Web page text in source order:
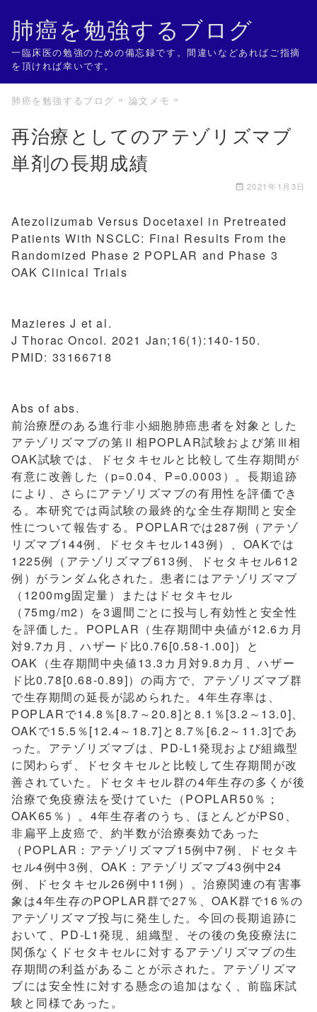
肺癌を勉強するブログ
一臨床医の勉強のための備忘録です。間違いなどあればご指摘
を頂ければ幸いです。
肺癌を勉強するブログ 論文メモ
再治療としてのアテゾリズマブ
単剤の長期成績
2021年1月3日
Atezolizumab Versus Docetaxel in Pretreated
Patients With NSCLC: Final Results From the
Randomized Phase 2 POPLAR and Phase 3
OAK Clinical Trials
Mazieres J et al.
J Thorac Oncol. 2021 Jan;16(1):140-150.
PMID: 33166718
Abs of abs.
前治療歴のある進行非小細胞肺癌患者を対象とした
アテゾリズマブの第Ⅱ相POPLAR試験および第Ⅲ相
OAK試験では、ドセタキセルと比較して生存期間が
有意に改善した（p=0.04、P=0.0003）。長期追跡
により、さらにアテゾリズマブの有用性を評価でき
る。本研究では両試験の最終的な全生存期間と安全
性について報告する。POPLARでは287例（アテゾ
リズマブ144例、ドセタキセル143例）、OAKでは
1225例（アテゾリズマブ613例、ドセタキセル612
例）がランダム化された。患者にはアテゾリズマブ
（1200mg固定量）またはドセタキセル
（75mg/m2）を3週間ごとに投与し有効性と安全性
を評価した。POPLAR（生存期間中央値が12.6カ月
対9.7カ月、ハザード比0.76[0.58-1.00]）と
OAK（生存期間中央値13.3カ月対9.8カ月、ハザー
ド比0.78[0.68-0.89]）の両方で、アテゾリズマブ群
で生存期間の延長が認められた。4年生存率は、
POPLARで14.8％[8.7～20.8]と8.1％[3.2～13.0]、
OAKで15.5％[12.4～18.7]と8.7％[6.2～11.3]であ
った。アテゾリズマブは、PD-L1発現および組織型
に関わらず、ドセタキセルと比較して生存期間が改
善されていた。ドセタキセル群の4年生存の多くが後
治療で免疫療法を受けていた（POPLAR50％；
OAK65％）。4年生存者のうち、ほとんどがPS0、
非扁平上皮癌で、約半数が治療奏効であった
（POPLAR：アテゾリズマブ15例中7例、ドセタキ
セル4例中3例、OAK：アテゾリズマブ43例中24
例、ドセタキセル26例中11例）。治療関連の有害事
象は4年生存のPOPLAR群で27％、OAK群で16％の
アテゾリズマブ投与に発生した。今回の長期追跡に
おいて、PD-L1発現、組織型、その後の免疫療法に
関係なくドセタキセルに対するアテゾリズマブの生
存期間の利益があることが示された。アテゾリズマ
ブには安全性に対する懸念の追加はなく、前臨床試
験と同様であった。